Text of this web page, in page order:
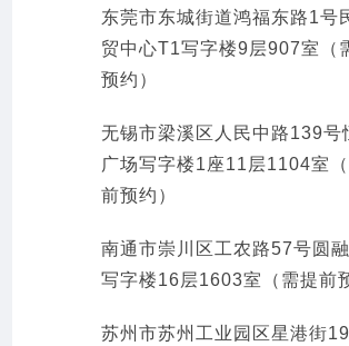
东莞市东城街道鸿福东路1号
贸中心T1写字楼9层907室（
预约）
无锡市梁溪区人民中路139号
广场写字楼1座11层1104室
前预约）
南通市崇川区工农路57号圆
写字楼16层1603室（需提前
苏州市苏州工业园区星港街